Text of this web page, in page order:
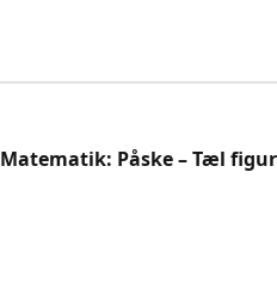
Matematik: Påske – Tæl